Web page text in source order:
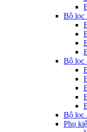
Bộ lọc
Bộ lọc
Bộ lọc
Phụ